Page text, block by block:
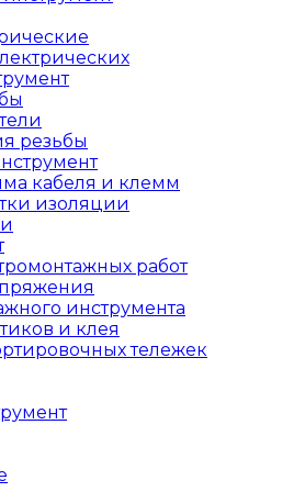
резьбы
кабеля и клемм
изоляции
работ
инструмента
и клея
тележек